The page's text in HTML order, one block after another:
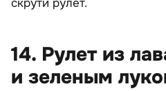
скрути рулет.
14. Рулет из
и зеленым